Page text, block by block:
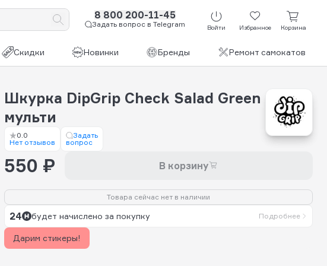
8 800 200-11-45
Задать вопрос в Telegram Войти Избранное Корзина
Скидки Новинки Бренды Ремонт самокатов
Шкурка DipGrip Check Salad Green
мульти
0.0
Нет отзывов
Задать
вопрос
550 ₽ В корзину
Товара сейчас нет в наличии
24 будет начислено за покупку Подробнее
Дарим стикеры!